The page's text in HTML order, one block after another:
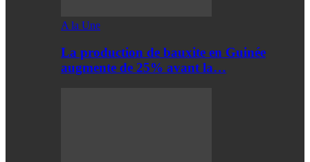
A la Une
La production de bauxite en Guinée
augmente de 25% avant la…